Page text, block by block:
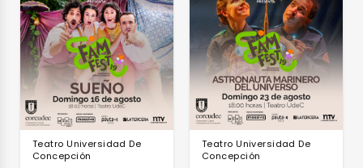
Teatro Universidad De
Concepción
Teatro Universidad De
Concepción